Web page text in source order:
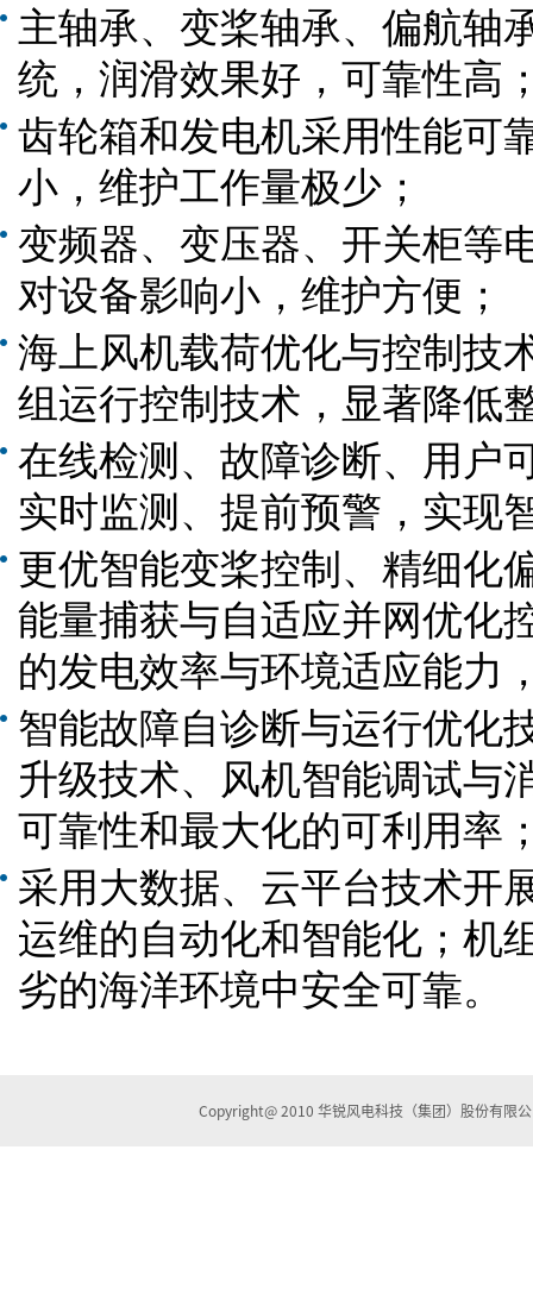
主轴承、变桨轴承、偏航轴
统，润滑效果好，可靠性高
齿轮箱和发电机采用性能可
小，维护工作量极少；
变频器、变压器、开关柜等
对设备影响小，维护方便；
海上风机载荷优化与控制技
组运行控制技术，显著降低
在线检测、故障诊断、用户
实时监测、提前预警，实现
更优智能变桨控制、精细化
能量捕获与自适应并网优化
的发电效率与环境适应能力
智能故障自诊断与运行优化
升级技术、风机智能调试与
可靠性和最大化的可利用率
采用大数据、云平台技术开
运维的自动化和智能化；机
劣的海洋环境中安全可靠。
Copyright@ 2010 华锐风电科技（集团）股份有限